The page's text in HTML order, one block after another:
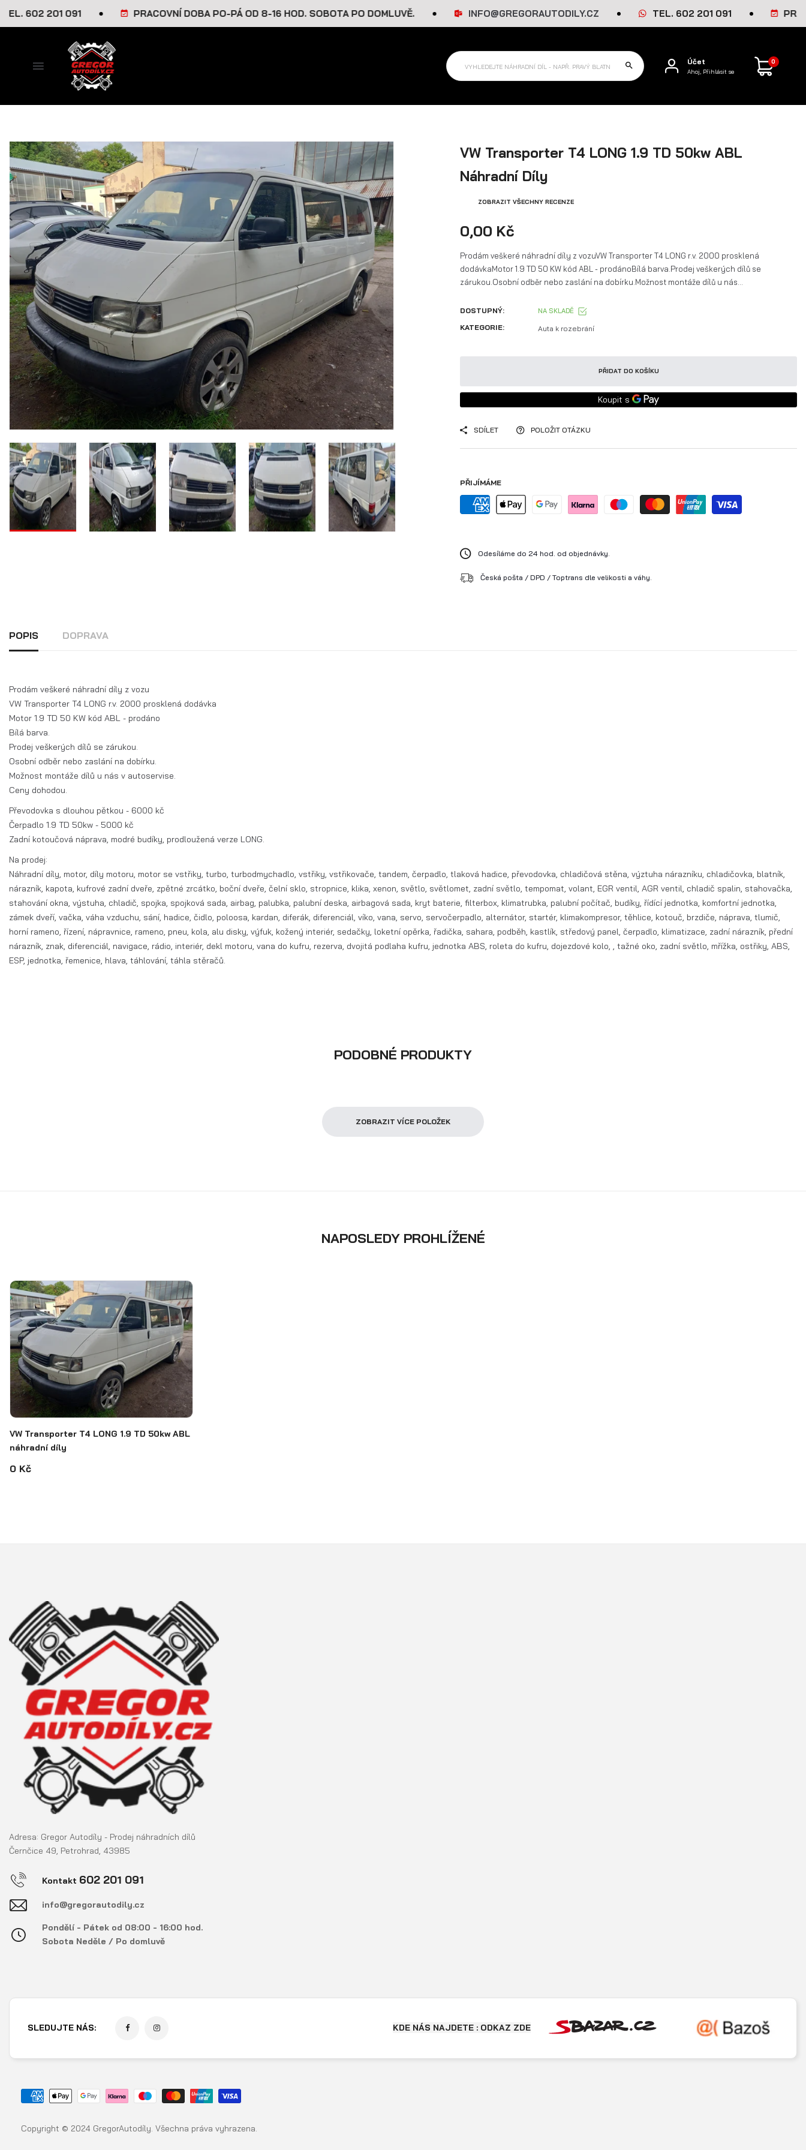
201 091 PRACOVNÍ DOBA PO-PÁ OD 8-16 HOD. SOBOTA PO DOMLUVĚ. INFO@GREGORAUTODILY.CZ TEL. 602 201 091
Účet
Ahoj, Přihlásit se
0
VW Transporter T4 LONG 1.9 TD 50kw ABL
Náhradní Díly
ZOBRAZIT VŠECHNY RECENZE
0,00 Kč
Prodám veškeré náhradní díly z vozuVW Transporter T4 LONG r.v. 2000 prosklená
dodávkaMotor 1.9 TD 50 KW kód ABL - prodánoBílá barva.Prodej veškerých dílů se
zárukou.Osobní odběr nebo zaslání na dobírku.Možnost montáže dílů u nás...
DOSTUPNÝ: NA SKLADĚ
KATEGORIE: Auta k rozebrání
PŘIDAT DO KOŠÍKU
SDÍLET POLOŽIT OTÁZKU
PŘIJÍMÁME
Odesíláme do 24 hod. od objednávky.
Česká pošta / DPD / Toptrans dle velikosti a váhy.
POPIS DOPRAVA
Prodám veškeré náhradní díly z vozu
VW Transporter T4 LONG r.v. 2000 prosklená dodávka
Motor 1.9 TD 50 KW kód ABL - prodáno
Bílá barva.
Prodej veškerých dílů se zárukou.
Osobní odběr nebo zaslání na dobírku.
Možnost montáže dílů u nás v autoservise.
Ceny dohodou.
Převodovka s dlouhou pětkou - 6000 kč
Čerpadlo 1.9 TD 50kw - 5000 kč
Zadní kotoučová náprava, modré budíky, prodloužená verze LONG.
Na prodej:
Náhradní díly, motor, díly motoru, motor se vstřiky, turbo, turbodmychadlo, vstřiky, vstřikovače, tandem, čerpadlo, tlaková hadice, převodovka, chladičová stěna, výztuha nárazníku, chladičovka, blatník,
nárazník, kapota, kufrové zadní dveře, zpětné zrcátko, boční dveře, čelní sklo, stropnice, klika, xenon, světlo, světlomet, zadní světlo, tempomat, volant, EGR ventil, AGR ventil, chladič spalin, stahovačka,
stahování okna, výstuha, chladič, spojka, spojková sada, airbag, palubka, palubní deska, airbagová sada, kryt baterie, filterbox, klimatrubka, palubní počítač, budíky, řídící jednotka, komfortní jednotka,
zámek dveří, vačka, váha vzduchu, sání, hadice, čidlo, poloosa, kardan, diferák, diferenciál, víko, vana, servo, servočerpadlo, alternátor, startér, klimakompresor, těhlice, kotouč, brzdiče, náprava, tlumič,
horní rameno, řízení, nápravnice, rameno, pneu, kola, alu disky, výfuk, kožený interiér, sedačky, loketní opěrka, řadička, sahara, podběh, kastlík, středový panel, čerpadlo, klimatizace, zadní nárazník, přední
nárazník, znak, diferenciál, navigace, rádio, interiér, dekl motoru, vana do kufru, rezerva, dvojitá podlaha kufru, jednotka ABS, roleta do kufru, dojezdové kolo, , tažné oko, zadní světlo, mřížka, ostřiky, ABS,
ESP, jednotka, řemenice, hlava, táhlování, táhla stěračů.
PODOBNÉ PRODUKTY
ZOBRAZIT VÍCE POLOŽEK
NAPOSLEDY PROHLÍŽENÉ
VW Transporter T4 LONG 1.9 TD 50kw ABL
náhradní díly
0 Kč
Adresa: Gregor Autodíly - Prodej náhradních dílů
Černčice 49, Petrohrad, 43985
Kontakt 602 201 091
info@gregorautodily.cz
Pondělí - Pátek od 08:00 - 16:00 hod.
Sobota Neděle / Po domluvě
SLEDUJTE NÁS: KDE NÁS NAJDETE : ODKAZ ZDE
Copyright © 2024 GregorAutodíly. Všechna práva vyhrazena.